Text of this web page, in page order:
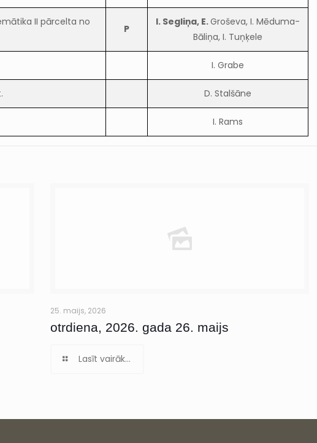
II pārcelta no
P
I. Segliņa, E.Groševa, I. Mēduma-
Bāliņa, I. Tuņķele
I. Grabe
D. Stalšāne
I. Rams
25. maijs, 2026
otrdiena, 2026. gada 26. maijs
Lasīt vairāk...